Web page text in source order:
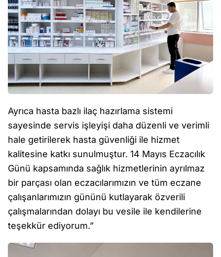
Ayrıca hasta bazlı ilaç hazırlama sistemi
sayesinde servis işleyişi daha düzenli ve verimli
hale getirilerek hasta güvenliği ile hizmet
kalitesine katkı sunulmuştur. 14 Mayıs Eczacılık
Günü kapsamında sağlık hizmetlerinin ayrılmaz
bir parçası olan eczacılarımızın ve tüm eczane
çalışanlarımızın gününü kutlayarak özverili
çalışmalarından dolayı bu vesile ile kendilerine
teşekkür ediyorum.”